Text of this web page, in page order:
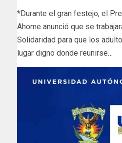
*Durante el gran festejo, el
Ahome anunció que se
Solidaridad para que los
lugar digno donde reunirse…